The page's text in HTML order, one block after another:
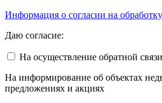
Информация о согласии на
Даю согласие:
На осуществление обратной связи
На информирование об объектах
предложениях и акциях